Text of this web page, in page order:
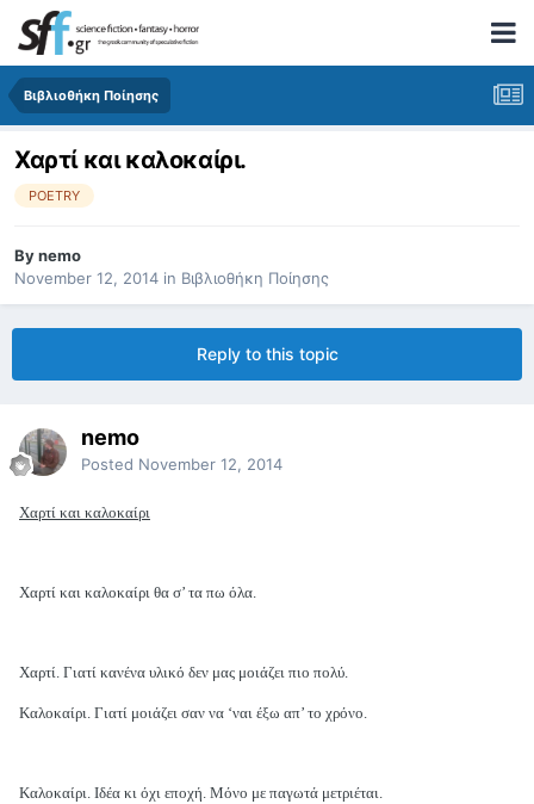
Βιβλιοθήκη Ποίησης
Χαρτί και καλοκαίρι.
POETRY
Bynemo
November 12, 2014 in Βιβλιοθήκη Ποίησης
Reply to this topic
nemo
Posted November 12, 2014
Χαρτί και καλοκαίρι
Χαρτί και καλοκαίρι θα σ’ τα πω όλα.
Χαρτί. Γιατί κανένα υλικό δεν μας μοιάζει πιο πολύ.
Καλοκαίρι. Γιατί μοιάζει σαν να ‘ναι έξω απ’ το χρόνο.
Καλοκαίρι. Ιδέα κι όχι εποχή. Μόνο με παγωτά μετριέται.